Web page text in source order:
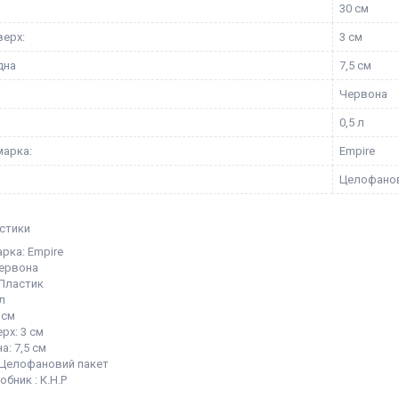
30 см
3 см
7,5 см
Червона
0,5 л
Empire
Empire
3 см
7,5 см
пакет
: К.Н.Р